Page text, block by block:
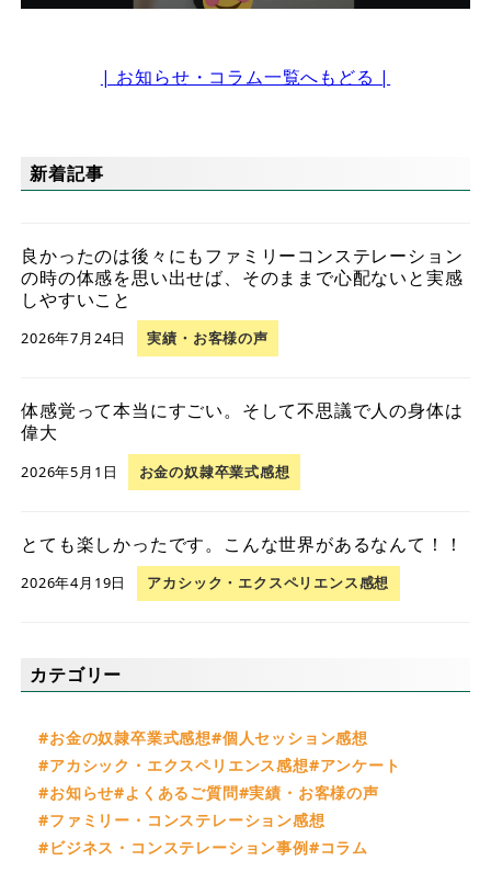
| お知らせ・コラム一覧へもどる |
新着記事
良かったのは後々にもファミリーコンステレーション
の時の体感を思い出せば、そのままで心配ないと実感
しやすいこと
2026年7月24日 実績・お客様の声
体感覚って本当にすごい。そして不思議で人の身体は
偉大
2026年5月1日 お金の奴隷卒業式感想
とても楽しかったです。こんな世界があるなんて！！
2026年4月19日 アカシック・エクスペリエンス感想
カテゴリー
お金の奴隷卒業式感想
個人セッション感想
アカシック・エクスペリエンス感想
アンケート
お知らせ
よくあるご質問 実績・お客様の声
ファミリー・コンステレーション感想
ビジネス・コンステレーション事例
コラム